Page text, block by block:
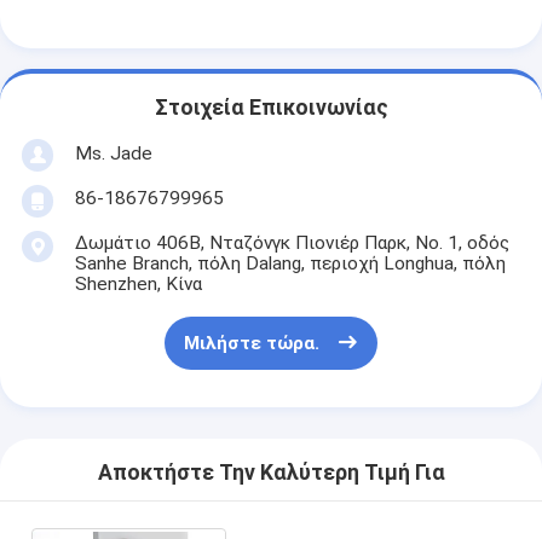
Ειδήσεις
Υποθέσεις
Κλειδωτήρας πόρτας από ανοξείδωτο χάλυβα
Έξυπνη κλειδαριά πορτών
Στοιχεία Επικοινωνίας
Ms. Jade
86-18676799965
Δωμάτιο 406B, Νταζόνγκ Πιονιέρ Παρκ, Νο. 1, οδός
Sanhe Branch, πόλη Dalang, περιοχή Longhua, πόλη
Shenzhen, Κίνα
Μιλήστε τώρα.
Αποκτήστε Την Καλύτερη Τιμή Για